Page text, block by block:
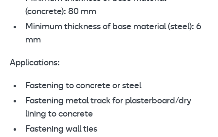
(concrete): 80 mm
Minimum thickness of base material (steel): 6
mm
Applications:
Fastening to concrete or steel
Fastening metal track for plasterboard/dry
lining to concrete
Fastening wall ties